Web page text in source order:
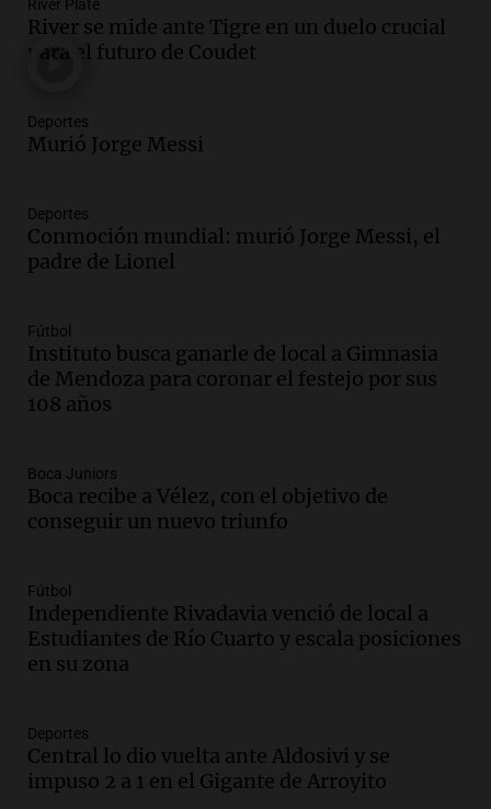
Una mañana para todos
Episodios
Vargas en 2007
Una mañana para todos
Audio.
las nuevas detenciones: "En esa casa
todos tenían algo que ver"
Audio.Una nutricionista derribó el mito
del desayuno ideal: qué alimentos
conviene priorizar
Audio.Murió Jorge Messi
Una mañana para todos
Audio.Mateo, a los 25 años, lucha
contra el tiempo: necesita un trasplante
para poder seguir viviend
Audio.
de julio será menor al 2,9% registrado
en CABA
River Plate
River se mide ante Tigre en un duelo crucial
para el futuro de Coudet
Deportes
Murió Jorge Messi
Deportes
Conmoción mundial: murió Jorge Messi, el
padre de Lionel
Fútbol
Instituto busca ganarle de local a Gimnasia
de Mendoza para coronar el festejo por sus
108 años
Boca Juniors
Boca recibe a Vélez, con el objetivo de
conseguir un nuevo triunfo
Fútbol
Independiente Rivadavia venció de local a
Estudiantes de Río Cuarto y escala posiciones
en su zona
Deportes
Central lo dio vuelta ante Aldosivi y se
impuso 2 a 1 en el Gigante de Arroyito